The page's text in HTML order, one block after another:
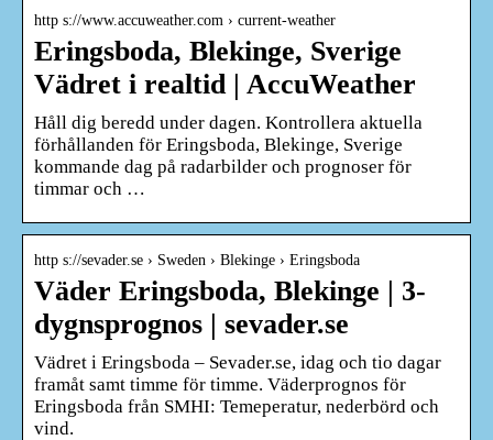
http s://www.accuweather.com › current-weather
Eringsboda, Blekinge, Sverige
Vädret i realtid | AccuWeather
Håll dig beredd under dagen. Kontrollera aktuella
förhållanden för Eringsboda, Blekinge, Sverige
kommande dag på radarbilder och prognoser för
timmar och …
http s://sevader.se › Sweden › Blekinge › Eringsboda
Väder Eringsboda, Blekinge | 3-
dygnsprognos | sevader.se
Vädret i Eringsboda – Sevader.se, idag och tio dagar
framåt samt timme för timme. Väderprognos för
Eringsboda från SMHI: Temeperatur, nederbörd och
vind.